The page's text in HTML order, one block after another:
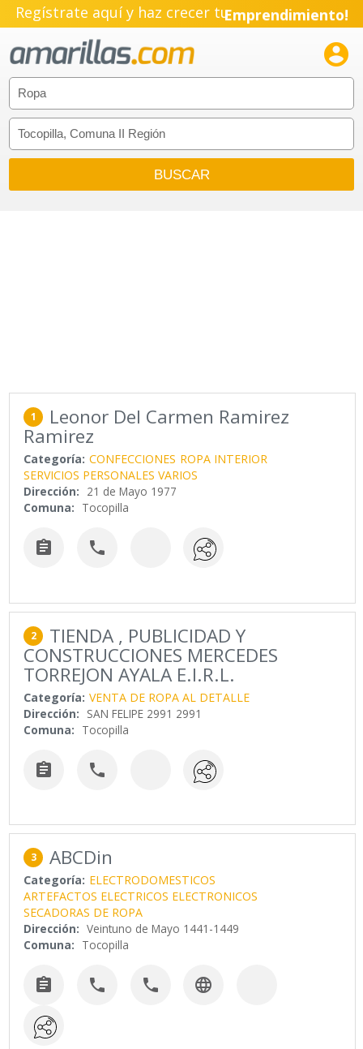
Regístrate aquí y haz crecer tuEmprendimiento!

1 Leonor Del Carmen Ramirez
Ramirez
Categoría: CONFECCIONES ROPA INTERIOR
SERVICIOS PERSONALES VARIOS
Dirección: 21 de Mayo 1977
Comuna: Tocopilla
 
2 TIENDA , PUBLICIDAD Y
CONSTRUCCIONES MERCEDES
TORREJON AYALA E.I.R.L.
Categoría: VENTA DE ROPA AL DETALLE
Dirección: SAN FELIPE 2991 2991
Comuna: Tocopilla
 
3 ABCDin
Categoría: ELECTRODOMESTICOS
ARTEFACTOS ELECTRICOS ELECTRONICOS
SECADORAS DE ROPA
Dirección: Veintuno de Mayo 1441-1449
Comuna: Tocopilla
   